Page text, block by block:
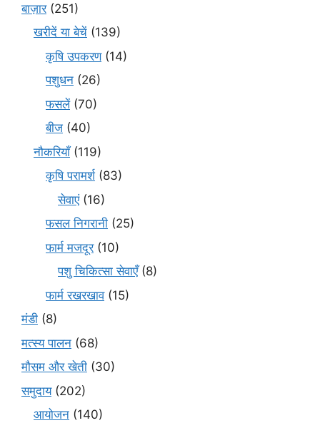
बाज़ार(251)
खरीदें या बेचें (139)
कृषि उपकरण(14)
पशुधन (26)
फसलें(70)
बीज (40)
नौकरियाँ(119)
कृषि परामर्श(83)
सेवाएं(16)
फसल निगरानी (25)
फार्म मजदूर(10)
पशु चिकित्सा सेवाएँ(8)
फार्म रखरखाव(15)
मंडी (8)
मत्स्य पालन (68)
मौसम और खेती (30)
समुदाय(202)
आयोजन (140)